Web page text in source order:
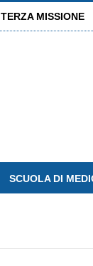
TERZA MISSIONE
SCUOLA DI